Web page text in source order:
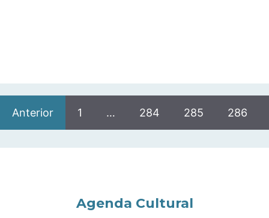
Anterior 1 … 284 285 286
Agenda Cultural